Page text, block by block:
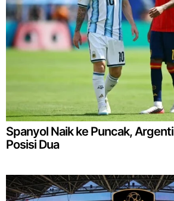
Spanyol Naik ke Puncak,
Posisi Dua